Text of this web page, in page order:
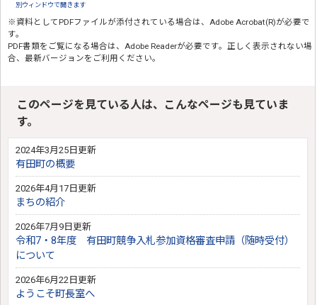
別ウィンドウで開きます
※資料としてPDFファイルが添付されている場合は、 Adobe Acrobat(R)が必要で
す。
PDF書類をご覧になる場合は、 Adobe Readerが必要です。正しく表示されない場
合、最新バージョンをご利用ください。
このページを見ている人は、こんなページも見ていま
す。
2024年3月25日更新
有田町の概要
2026年4月17日更新
まちの紹介
2026年7月9日更新
令和7・8年度 有田町競争入札参加資格審査申請（随時受付）
について
2026年6月22日更新
ようこそ町長室へ